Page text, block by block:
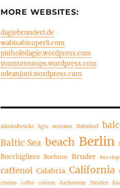
MORE WEBSITES:
dagiebrundert.de
wabisabisuper8.com
pinholedagie.wordpress.com
yumyumsoups.wordpress.com
odeanjuni.wordpress.com
Admiralbrücke Agfa autumn Bahnhof
Baltic Sea beach Berlin
Bocchigliero Bochum Bruder bus stop
caffenol Calabria California
cinema coffee colours darkroom Dresden